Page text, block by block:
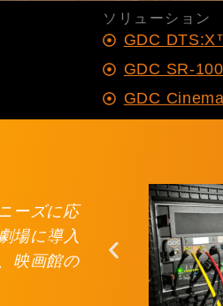
ソリューション
GDC
GDC SR-
GDC
ーズに応
場に導入
映画館の